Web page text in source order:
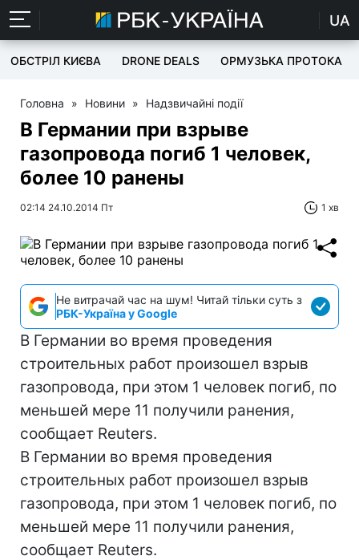
UA
ОБСТРІЛ КИЄВА DRONE DEALS ОРМУЗЬКА ПРОТОКА
Головна » Новини » Надзвичайні події
В Германии при взрыве
газопровода погиб 1 человек,
более 10 ранены
02:14 24.10.2014 Пт 1 хв
Не витрачай час на шум! Читай тільки суть з
РБК-Україна у Google
В Германии во время проведения
строительных работ произошел взрыв
газопровода, при этом 1 человек погиб, по
меньшей мере 11 получили ранения,
сообщает Reuters.
В Германии во время проведения
строительных работ произошел взрыв
газопровода, при этом 1 человек погиб, по
меньшей мере 11 получили ранения,
сообщает Reuters.